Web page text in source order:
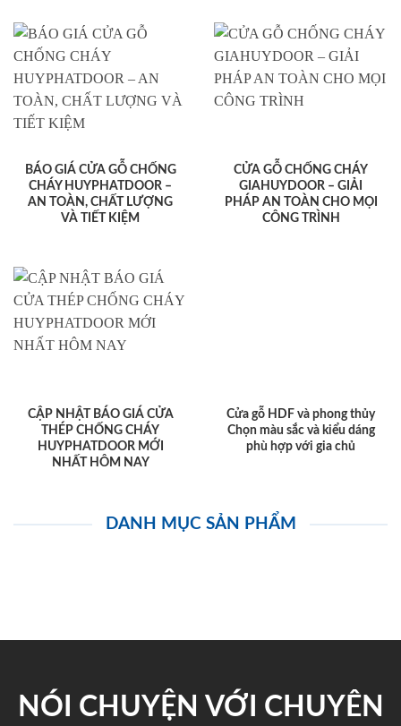
BÁO GIÁ CỬA GỖ CHỐNG
CHÁY HUYPHATDOOR –
AN TOÀN, CHẤT LƯỢNG
VÀ TIẾT KIỆM
CỬA GỖ CHỐNG CHÁY
GIAHUYDOOR – GIẢI
PHÁP AN TOÀN CHO MỌI
CÔNG TRÌNH
CẬP NHẬT BÁO GIÁ CỬA
THÉP CHỐNG CHÁY
HUYPHATDOOR MỚI
NHẤT HÔM NAY
Cửa gỗ HDF và phong thủy
Chọn màu sắc và kiểu dáng
phù hợp với gia chủ
DANH MỤC SẢN PHẨM
NÓI CHUYỆN VỚI CHUYÊN